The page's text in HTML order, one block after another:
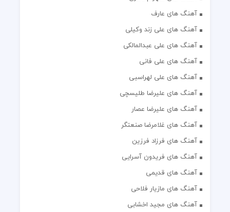
آهنگ های عارف
آهنگ های علی زند وکیلی
آهنگ های علی عبدالمالکی
آهنگ های علی فانی
آهنگ های علی لهراسبی
آهنگ های علیرضا طلیسچی
آهنگ های علیرضا عصار
آهنگ های غلامرضا صنعتگر
آهنگ های فرزاد فرزین
آهنگ های فریدون آسرایی
آهنگ های قدیمی
آهنگ های مازیار فلاحی
آهنگ های مجید اخشابی